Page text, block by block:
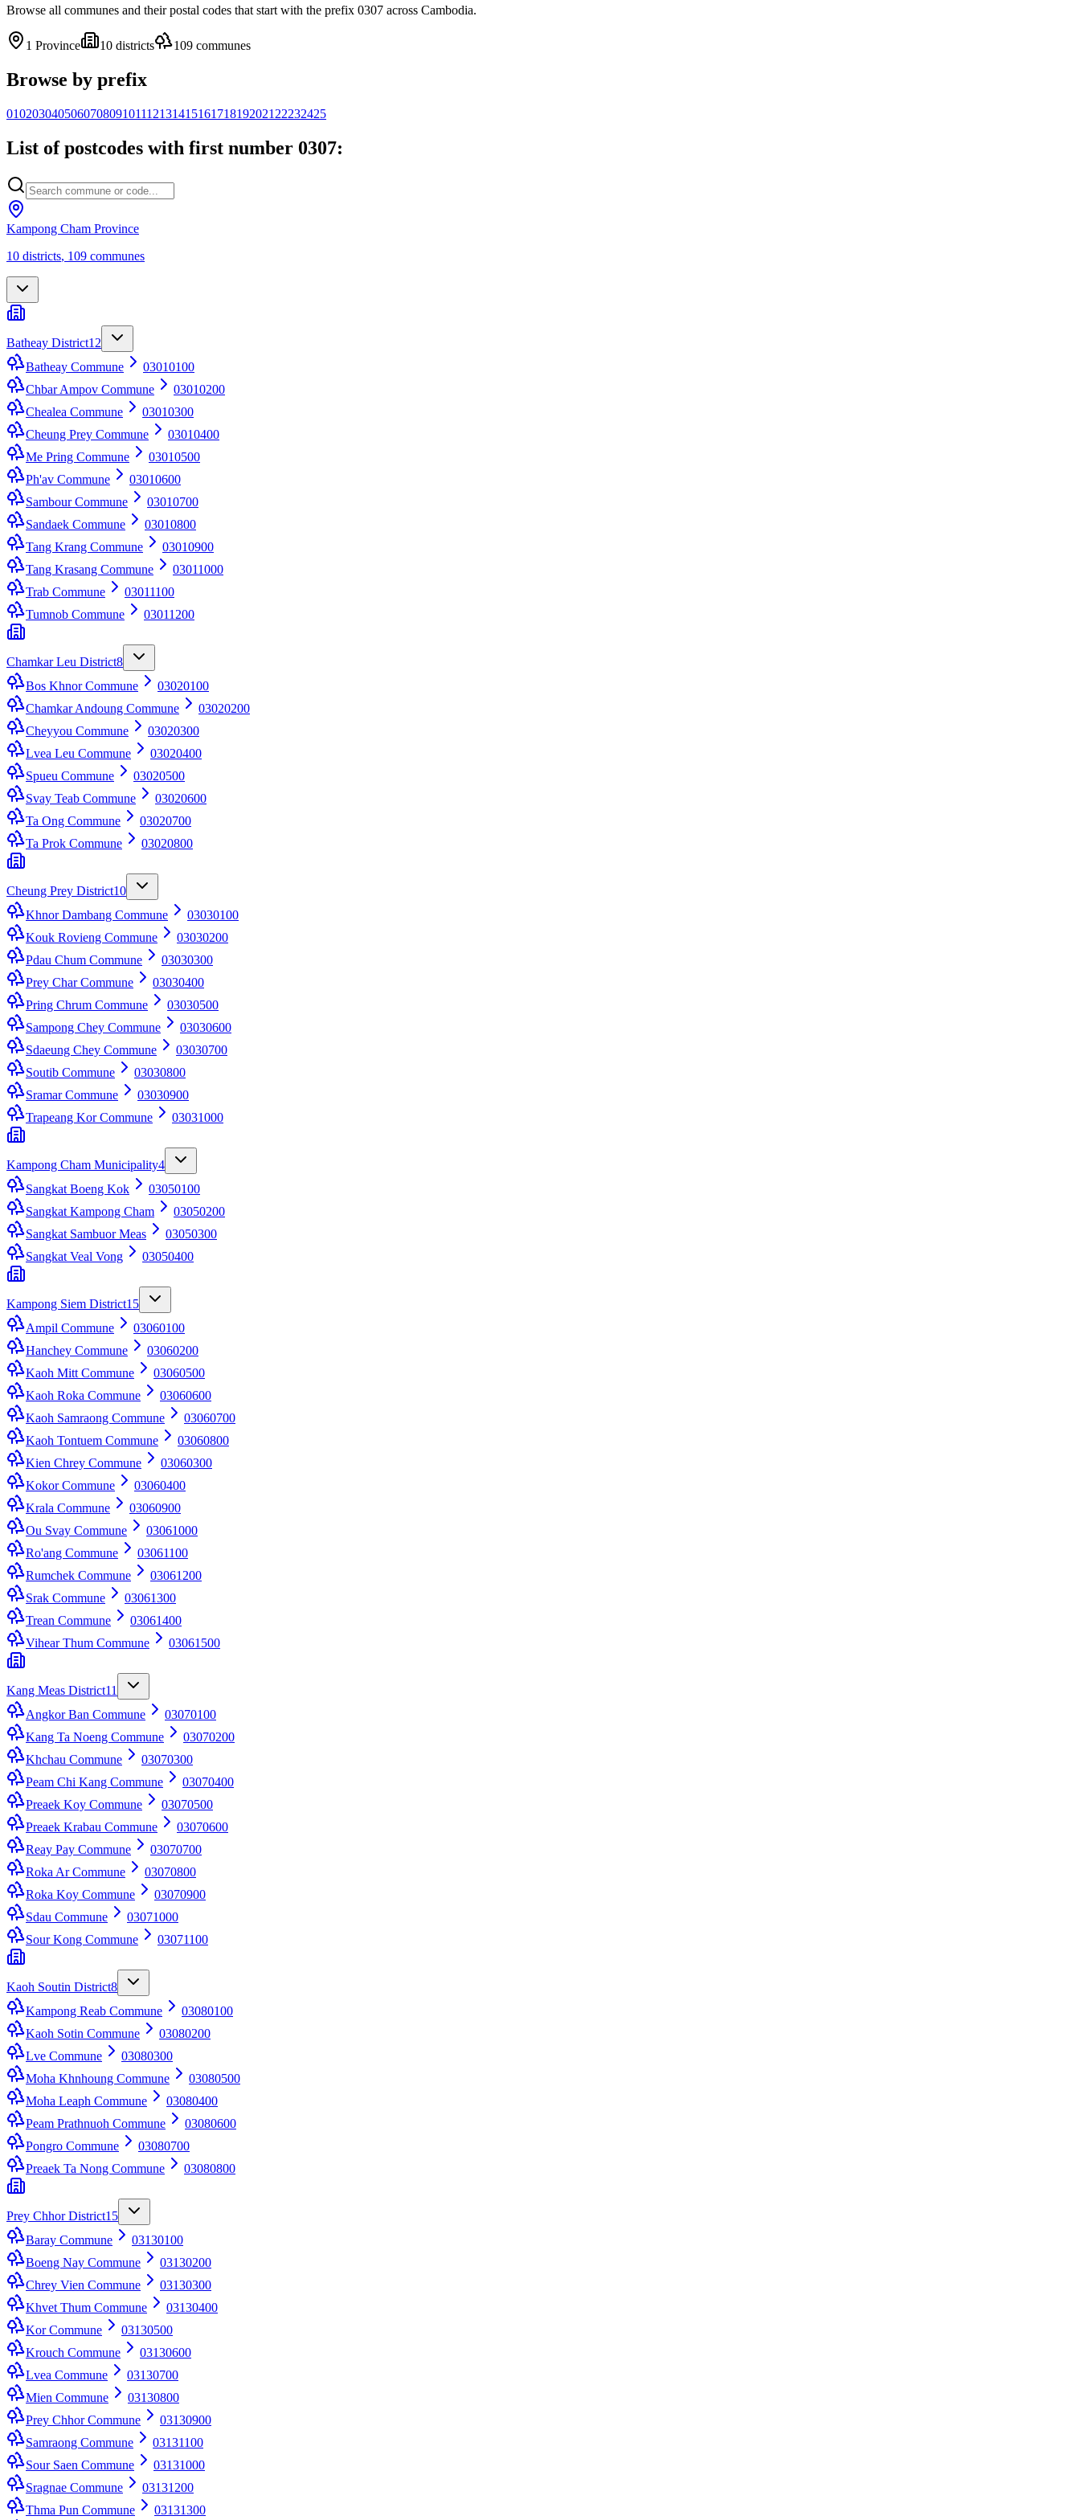
Browse all communes and their postal codes that start with the prefix 0307 across Cambodia.
1 Province 10 districts 109 communes
Browse by prefix
010203040506070809101112131415161718192021 22232425
List of postcodes with first number 0307:
Kampong Cham Province
10 districts, 109 communes
Batheay District12
Batheay Commune
03010100
Chbar Ampov Commune
03010200
Chealea Commune
03010300
Cheung Prey Commune
03010400
Me Pring Commune
03010500
Ph'av Commune
03010600
Sambour Commune
03010700
Sandaek Commune
03010800
Tang Krang Commune
03010900
Tang Krasang Commune
03011000
Trab Commune
03011100
Tumnob Commune
03011200
Chamkar Leu District8
Bos Khnor Commune
03020100
Chamkar Andoung Commune
03020200
Cheyyou Commune
03020300
Lvea Leu Commune
03020400
Spueu Commune
03020500
Svay Teab Commune
03020600
Ta Ong Commune
03020700
Ta Prok Commune
03020800
Cheung Prey District10
Khnor Dambang Commune
03030100
Kouk Rovieng Commune
03030200
Pdau Chum Commune
03030300
Prey Char Commune
03030400
Pring Chrum Commune
03030500
Sampong Chey Commune
03030600
Sdaeung Chey Commune
03030700
Soutib Commune
03030800
Sramar Commune
03030900
Trapeang Kor Commune
03031000
Kampong Cham Municipality4
Sangkat Boeng Kok
03050100
Sangkat Kampong Cham
03050200
Sangkat Sambuor Meas
03050300
Sangkat Veal Vong
03050400
Kampong Siem District15
Ampil Commune
03060100
Hanchey Commune
03060200
Kaoh Mitt Commune
03060500
Kaoh Roka Commune
03060600
Kaoh Samraong Commune
03060700
Kaoh Tontuem Commune
03060800
Kien Chrey Commune
03060300
Kokor Commune
03060400
Krala Commune
03060900
Ou Svay Commune
03061000
Ro'ang Commune
03061100
Rumchek Commune
03061200
Srak Commune
03061300
Trean Commune
03061400
Vihear Thum Commune
03061500
Kang Meas District11
Angkor Ban Commune
03070100
Kang Ta Noeng Commune
03070200
Khchau Commune
03070300
Peam Chi Kang Commune
03070400
Preaek Koy Commune
03070500
Preaek Krabau Commune
03070600
Reay Pay Commune
03070700
Roka Ar Commune
03070800
Roka Koy Commune
03070900
Sdau Commune
03071000
Sour Kong Commune
03071100
Kaoh Soutin District8
Kampong Reab Commune
03080100
Kaoh Sotin Commune
03080200
Lve Commune
03080300
Moha Khnhoung Commune
03080500
Moha Leaph Commune
03080400
Peam Prathnuoh Commune
03080600
Pongro Commune
03080700
Preaek Ta Nong Commune
03080800
Prey Chhor District15
Baray Commune
03130100
Boeng Nay Commune
03130200
Chrey Vien Commune
03130300
Khvet Thum Commune
03130400
Kor Commune
03130500
Krouch Commune
03130600
Lvea Commune
03130700
Mien Commune
03130800
Prey Chhor Commune
03130900
Samraong Commune
03131100
Sour Saen Commune
03131000
Sragnae Commune
03131200
Thma Pun Commune
03131300